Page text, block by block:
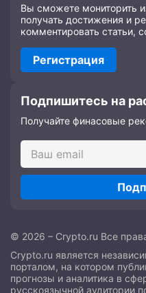
Вы сможете мониторить
получать достижения и
комментировать статьи,
Регистрация
Подпишитесь на
Получайте финасовые
© 2026 – Crypto.ru Все
Crypto.ru является
порталом, на котором
прогнозы и аналитика в
русскоязычной аудитории